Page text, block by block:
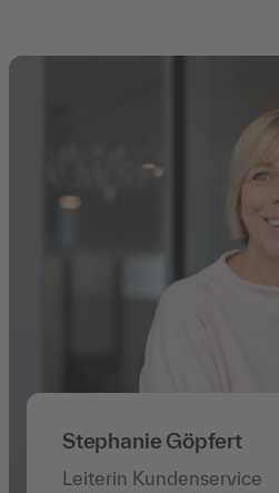
Stephanie Göpfert
Leiterin Kundenservice